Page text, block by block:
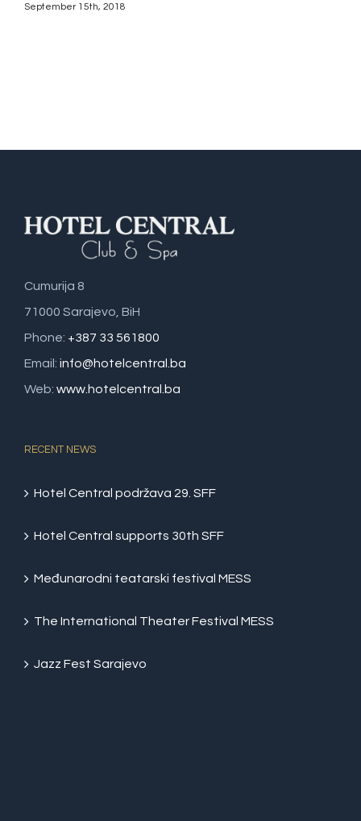
September 15th, 2018
Cumurija 8
71000 Sarajevo, BiH
Phone: +387 33 561800
Email: info@hotelcentral.ba
Web: www.hotelcentral.ba
RECENT NEWS
Hotel Central podržava 29. SFF
Hotel Central supports 30th SFF
Međunarodni teatarski festival MESS
The International Theater Festival MESS
Jazz Fest Sarajevo